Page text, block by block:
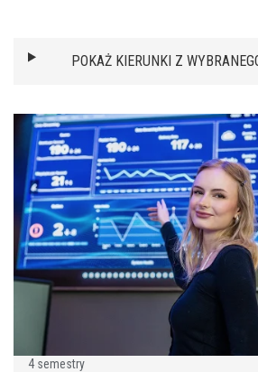
POKAŻ KIERUNKI Z
4 semestry